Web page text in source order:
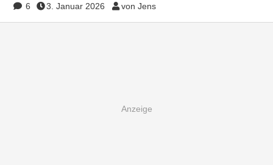
6 3. Januar 2026 von Jens